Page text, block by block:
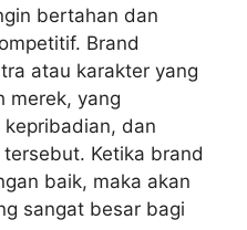
bertahan dan
Brand
atau karakter yang
merek, yang
dan
Ketika brand
baik, maka akan
sangat besar bagi